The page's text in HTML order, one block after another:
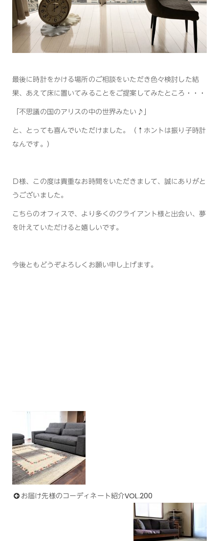
最後に時計をかける場所のご相談をいただき色々検討した結
果、あえて床に置いてみることをご提案してみたところ・・・
「不思議の国のアリスの中の世界みたい♪」
と、とっても喜んでいただけました。（↑ホントは振り子時計
なんです。）
Ｄ様、この度は貴重なお時間をいただきまして、誠にありがと
うございました。
こちらのオフィスで、より多くのクライアント様と出会い、夢
を叶えていただけると嬉しいです。
今後ともどうぞよろしくお願い申し上げます。
お届け先様のコーディネート紹介VOL.200